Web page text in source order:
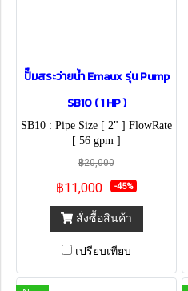
ปั๊มสระว่ายน้ำ Emaux รุ่น Pump
SB10 ( 1 HP )
SB10 : Pipe Size [ 2" ] FlowRate
[ 56 gpm ]
฿20,000
฿11,000 -45%
สั่งซื้อสินค้า
เปรียบเทียบ